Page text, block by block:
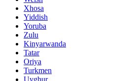
Xhosa
Yiddish
Yoruba
Zulu
Kinyarwanda
Tatar
Oriya
Turkmen